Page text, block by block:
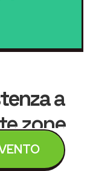
a
zone